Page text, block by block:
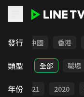
發行
韓國 中國 香港
類型 全部 職場
年份 2021 2020